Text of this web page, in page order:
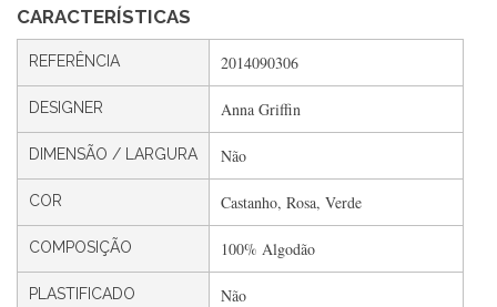
CARACTERÍSTICAS
REFERÊNCIA 2014090306
DESIGNER Anna Griffin
DIMENSÃO / LARGURA Não
COR Castanho, Rosa, Verde
COMPOSIÇÃO 100% Algodão
PLASTIFICADO Não
Silvia André
Gostei ,Serviço bastante rápido. recomendo
Filipa Freire
Rápido, atendimento 5*. Hoje chegará a segunda encomenda
feita de muitas certamente❤️